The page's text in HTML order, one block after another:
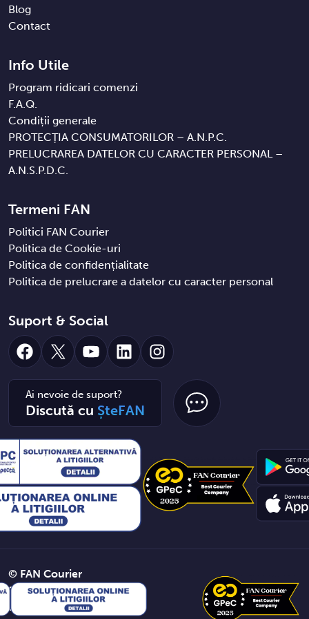
Blog
Contact
Termeni FAN
Politici FAN Courier
Politica de Cookie-uri
Politica de confidențialitate
Politica de prelucrare a datelor cu caracter personal
Info Utile
Program ridicari comenzi
F.A.Q.
Condiții generale
PROTECȚIA CONSUMATORILOR – A.N.P.C.
PRELUCRAREA DATELOR CU CARACTER PERSONAL –
A.N.S.P.D.C.
Suport & Social
Facebook
X YouTube
LinkedInInstagram
Ai nevoie de suport?
Discută cu ȘteFAN
© FAN Courier
2026. Toate
drepturile